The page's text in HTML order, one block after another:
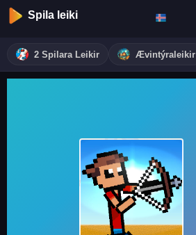
Spila leiki
2 Spilara Leikir Ævintýraleikir